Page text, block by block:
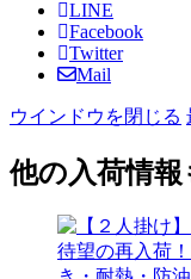
LINE
Facebook
Twitter
Mail
ウインドウを閉じる
他の入荷情報